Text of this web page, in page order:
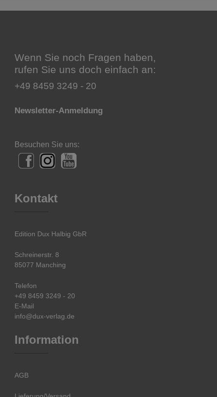
Wenn Sie noch Fragen haben,
rufen Sie uns doch einfach an:
+49 8459 3249 - 20
Newsletter-Anmeldung
Besuchen Sie uns:
Kontakt
Edition Dux Halbig GbR
Schreinerstr. 8
85077 Manching
Telefon
+49 8459 3249 - 20
E-Mail
info@dux-verlag.de
Information
AGB